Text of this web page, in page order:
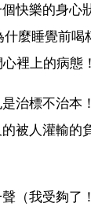
快樂的身心
麼睡覺前喝
裡上的病態！
是治標不治
被人灌輸的
（我受夠了